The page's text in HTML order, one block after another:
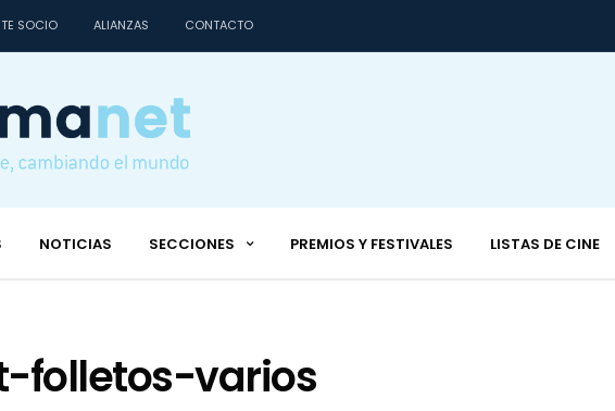
SOCIO ALIANZAS CONTACTO
NOTICIAS SECCIONES PREMIOS Y FESTIVALES LISTAS DE CINE
folletos-varios